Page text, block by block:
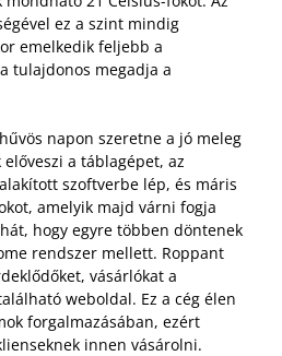
ez a szint mindig
emelkedik feljebb a
tulajdonos megadja a
napon szeretne a jó meleg
a táblagépet, az
szoftverbe lép, és máris
amelyik majd várni fogja
hogy egyre többen döntenek
rendszer mellett. Roppant
vásárlókat a
weboldal. Ez a cég élen
forgalmazásában, ezért
innen vásárolni.